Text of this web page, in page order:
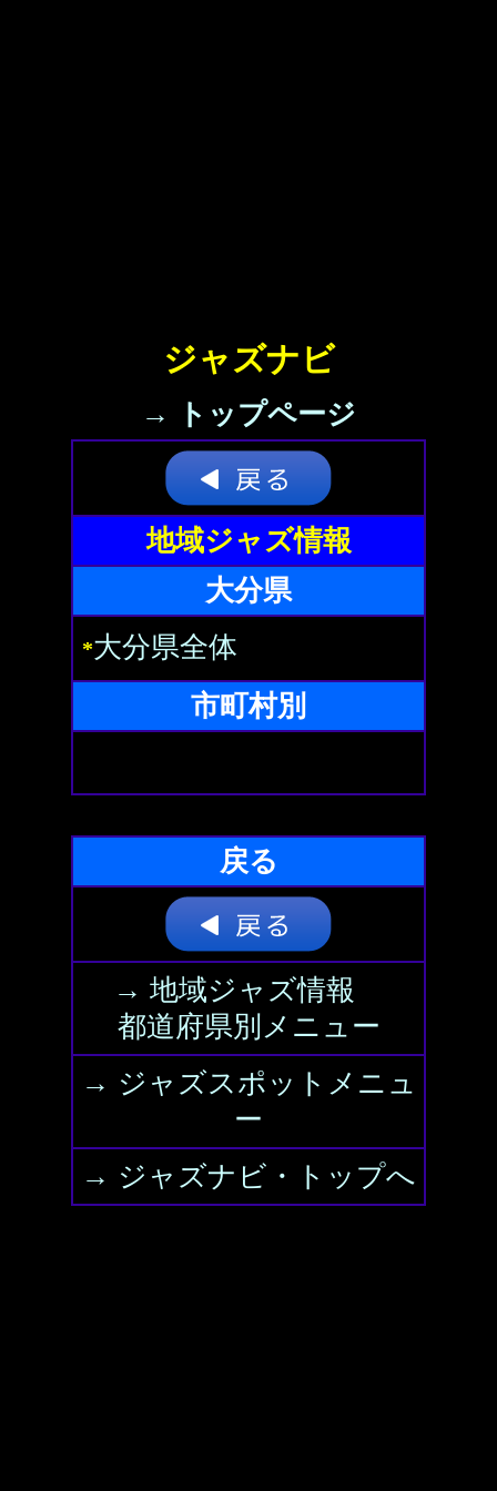
ジャズナビ
→ トップページ
地域ジャズ情報
大分県
*大分県全体
市町村別
戻る
→ 地域ジャズ情報
都道府県別メニュー
→ ジャズスポットメニュ
ー
→ ジャズナビ・トップへ